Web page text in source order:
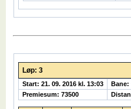
Løp: 3
Start: 21. 09. 2016 kl. 13:03 Bane:
Premiesum: 73500